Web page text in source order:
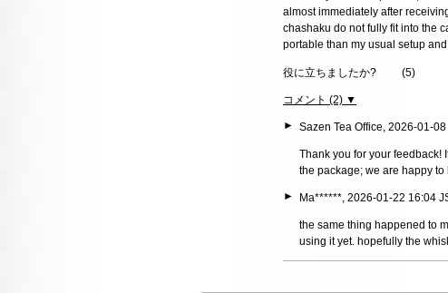
almost immediately after
chashaku do not fully fit into the
portable than my usual setup
役に立ちましたか? (5)
コメント (2) ▼
► Sazen Tea Office, 2026-01-
Thank you for your feedback!
the package; we are happy
►
Ma******, 2026-01-22 16:04
the same thing happened to
using it yet. hopefully the